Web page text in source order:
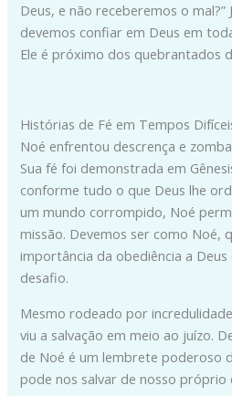
Deus, e não receberemos o mal?”
devemos confiar em Deus em
Ele é próximo dos quebrantados
Histórias de Fé em Tempos
Noé enfrentou descrença e
Sua fé foi demonstrada em
conforme tudo o que Deus lhe
um mundo corrompido, Noé
missão. Devemos ser como Noé,
importância da obediência a
desafio.
Mesmo rodeado por
viu a salvação em meio ao juízo.
de Noé é um lembrete poderoso
pode nos salvar de nosso próprio